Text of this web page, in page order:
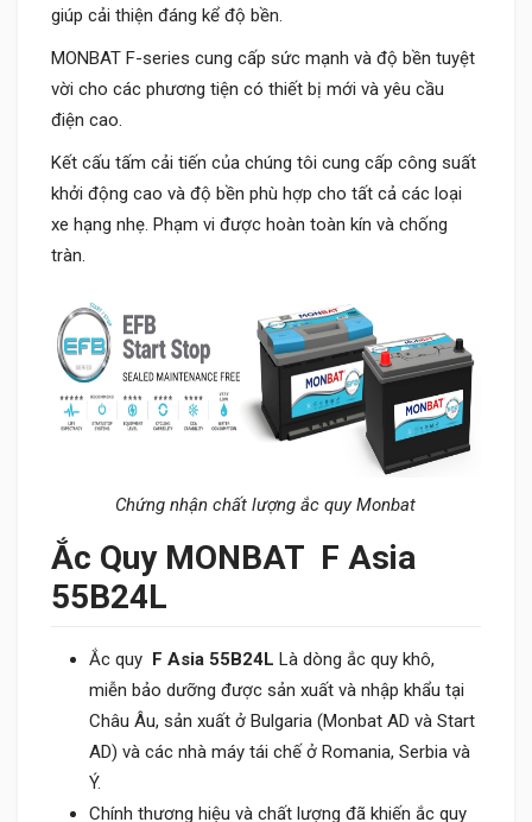
giúp cải thiện đáng kể độ bền.
MONBAT F-series cung cấp sức mạnh và độ bền tuyệt
vời cho các phương tiện có thiết bị mới và yêu cầu
điện cao.
Kết cấu tấm cải tiến của chúng tôi cung cấp công suất
khởi động cao và độ bền phù hợp cho tất cả các loại
xe hạng nhẹ. Phạm vi được hoàn toàn kín và chống
tràn.
Chứng nhận chất lượng ắc quy Monbat
Ắc Quy MONBAT F Asia
55B24L
Ắc quy F Asia 55B24L Là dòng ắc quy khô,
miễn bảo dưỡng được sản xuất và nhập khẩu tại
Châu Âu, sản xuất ở Bulgaria (Monbat AD và Start
AD) và các nhà máy tái chế ở Romania, Serbia và
Ý.
Chính thương hiệu và chất lượng đã khiến ắc quy